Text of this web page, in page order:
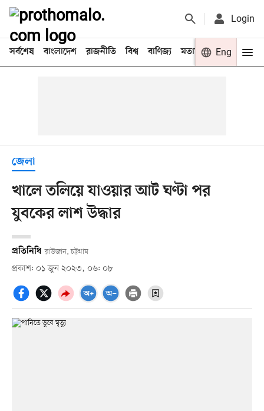
Login
সর্বশেষ বাংলাদেশ রাজনীতি বিশ্ব বাণিজ্য মতামত খেলা
Eng
জেলা
খালে তলিয়ে যাওয়ার আট ঘণ্টা পর
যুবকের লাশ উদ্ধার
প্রতিনিধি রাউজান, চট্টগ্রাম
প্রকাশ: ০১ জুন ২০২৩, ০৬: ০৮